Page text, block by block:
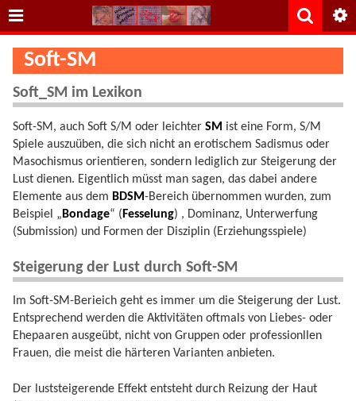
Soft-SM
Soft_SM im Lexikon
Soft-SM, auch Soft S/M oder leichter SM ist eine Form, S/M
Spiele auszuüben, die sich nicht an erotischem Sadismus oder
Masochismus orientieren, sondern lediglich zur Steigerung der
Lust dienen. Eigentlich müsst man sagen, das dabei andere
Elemente aus dem BDSM-Bereich übernommen wurden, zum
Beispiel „ Bondage“ ( Fesselung) , Dominanz, Unterwerfung
(Submission) und Formen der Disziplin (Erziehungsspiele)
Steigerung der Lust durch Soft-SM
Im Soft-SM-Berieich geht es immer um die Steigerung der Lust.
Entsprechend werden die Aktivitäten oftmals von Liebes- oder
Ehepaaren ausgeübt, nicht von Gruppen oder professionllen
Frauen, die meist die härteren Varianten anbieten.
Der luststeigerende Effekt entsteht durch Reizung der Haut